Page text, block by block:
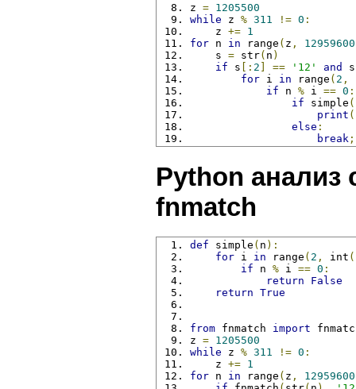
z = 1205500
while z % 311 != 0 :
    z
+= 1
for n in range ( z , 12959600
    s
= str( n )
if s [: 2 == '12' and s
for i in range ( 2 ,
if n % i == 0 :
if simple (
print (
else :
break ;
Python анализ
fnmatch
def simple ( n ):
for i in range ( 2 , int (
if n % i == 0 :
return
False
return True
from fnmatch import
z = 1205500
while z % 311 != 0 :
    z
+= 1
for n in range ( z , 12959600